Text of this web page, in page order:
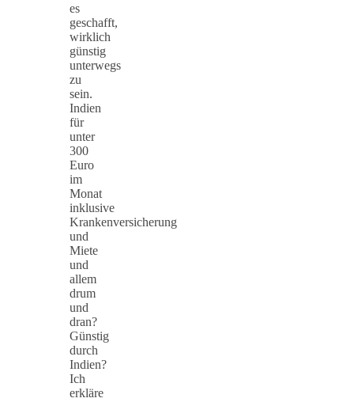
es
geschafft,
wirklich
günstig
unterwegs
zu
sein.
Indien
für
unter
300
Euro
im
Monat
inklusive
Krankenversicherung
und
Miete
und
allem
drum
und
dran?
Günstig
durch
Indien?
Ich
erkläre